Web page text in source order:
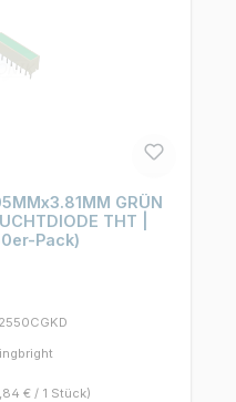
GRÜN
THT |
Pack)
€ / 1 Stück)